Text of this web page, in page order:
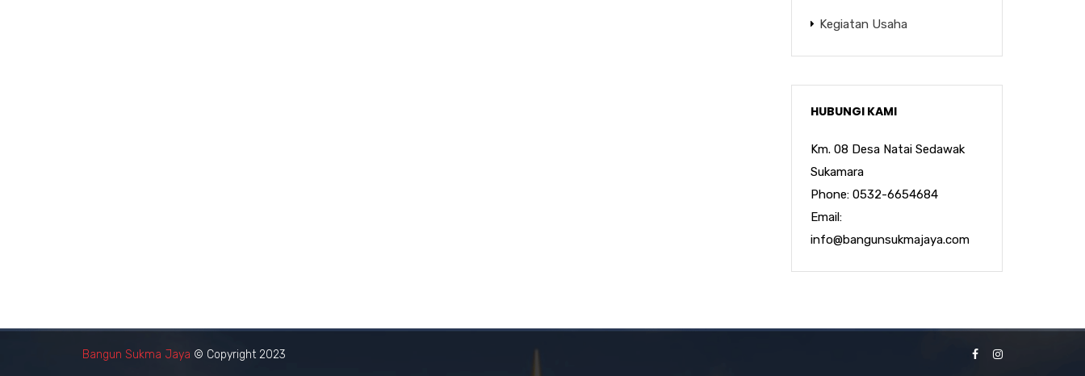
Kegiatan Usaha
HUBUNGI KAMI
Km. 08 Desa Natai Sedawak
Sukamara
Phone: 0532-6654684
Email:
info@bangunsukmajaya.com
Bangun Sukma Jaya © Copyright 2023